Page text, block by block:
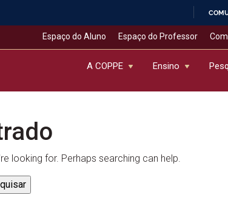
Espaço do Aluno Espaço do Professor
A COPPE Ensino
looking for. Perhaps searching can help.